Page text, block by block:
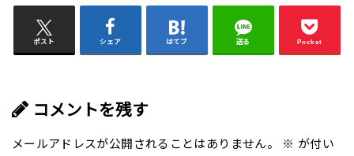
ポスト シェア はてブ 送る Pocket
コメントを残す
メールアドレスが公開されることはありません。 ※ が付い